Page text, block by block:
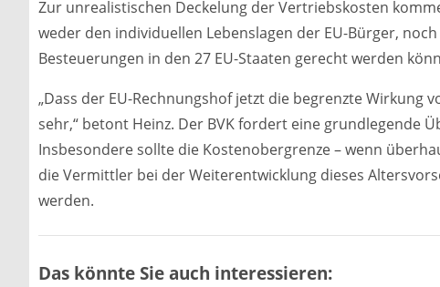
Zur unrealistischen Deckelung der Vertriebskosten
weder den individuellen Lebenslagen der EU-Bürger,
Besteuerungen in den 27 EU-Staaten gerecht werden
„Dass der EU-Rechnungshof jetzt die begrenzte Wirkung
sehr,“ betont Heinz. Der BVK fordert eine grundlegende
Insbesondere sollte die Kostenobergrenze – wenn
die Vermittler bei der Weiterentwicklung dieses
werden.
Das könnte Sie auch interessieren: